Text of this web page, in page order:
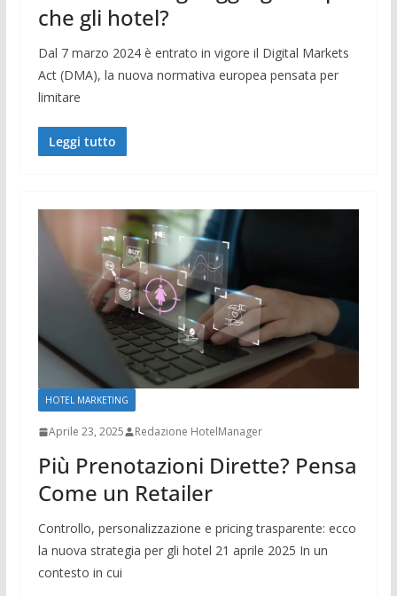
che gli hotel?
Dal 7 marzo 2024 è entrato in vigore il Digital Markets
Act (DMA), la nuova normativa europea pensata per
limitare
Leggi tutto
HOTEL MARKETING
Aprile 23, 2025 Redazione HotelManager
Più Prenotazioni Dirette? Pensa
Come un Retailer
Controllo, personalizzazione e pricing trasparente: ecco
la nuova strategia per gli hotel 21 aprile 2025 In un
contesto in cui